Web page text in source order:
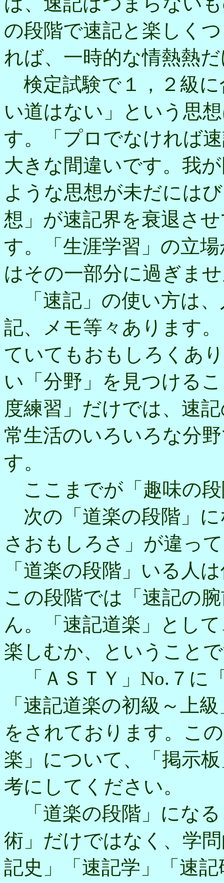
の段階で速記と楽しく
れば、一時的な情熱熱
検定試験で１，２級
い道はない」という思
す。「プロでなければ
大きな間違いです。我
ような思想が未だには
想」が速記界を衰退さ
す。「生涯学習」の立
はその一部分に過ぎま
「速記」の使い方は
記、メモ等々あります
ていてもおもしろくあ
い「分野」を見つける
度練習」だけでは、速
常生活のいろいろな分
す。
ここまでが「趣味の
次の「道楽の段階」
さおもしろさ」が違っ
「道楽の段階」いる人
この段階では「速記の
ん。「速記道楽」とし
楽しむか、ということ
「ＡＳＴＹ」No.７に
「速記道楽の初級～上
をされております。こ
楽」について、「掲示
考にしてください。
「道楽の段階」になる
術」だけではなく、学
記史」「速記学」「速